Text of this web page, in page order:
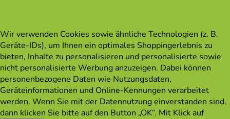
Wir verwenden Cookies sowie ähnliche Technologien (z. B.
Geräte-IDs), um Ihnen ein optimales Shoppingerlebnis zu
bieten, Inhalte zu personalisieren und personalisierte sowie
nicht personalisierte Werbung anzuzeigen. Dabei können
personenbezogene Daten wie Nutzungsdaten,
Geräteinformationen und Online-Kennungen verarbeitet
werden. Wenn Sie mit der Datennutzung einverstanden sind,
dann klicken Sie bitte auf den Button „OK“. Mit Klick auf